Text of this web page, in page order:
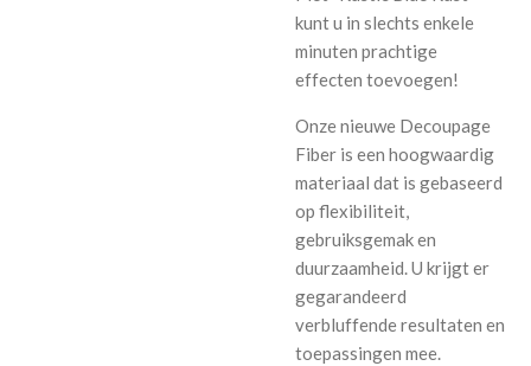
kunt u in slechts enkele
minuten prachtige
effecten toevoegen!
Onze nieuwe Decoupage
Fiber is een hoogwaardig
materiaal dat is gebaseerd
op flexibiliteit,
gebruiksgemak en
duurzaamheid. U krijgt er
gegarandeerd
verbluffende resultaten en
toepassingen mee.